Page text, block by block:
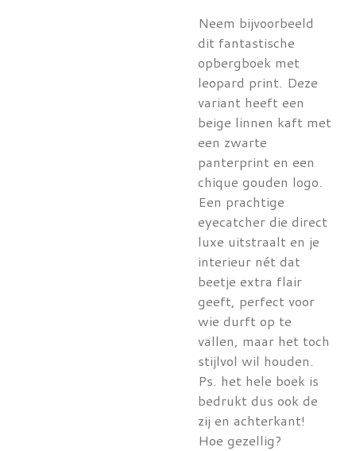
Neem bijvoorbeeld
dit fantastische
opbergboek met
leopard print. Deze
variant heeft een
beige linnen kaft met
een zwarte
panterprint en een
chique gouden logo.
Een prachtige
eyecatcher die direct
luxe uitstraalt en je
interieur nét dat
beetje extra flair
geeft, perfect voor
wie durft op te
vallen, maar het toch
stijlvol wil houden.
Ps. het hele boek is
bedrukt dus ook de
zij en achterkant!
Hoe gezellig?